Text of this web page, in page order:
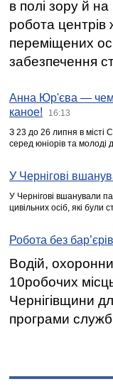
в полі зору й
робота центрів
переміщених
забезпечення
Анна Юр'єва —
каное!
16:13
З 23 до 26 липня в місті
серед юніорів та молоді
У Чернігові
У Чернігові вшанували
цивільних осіб, які були
Робота без бар’єрів
Водій,
10робочих
Чернігівщини
програми